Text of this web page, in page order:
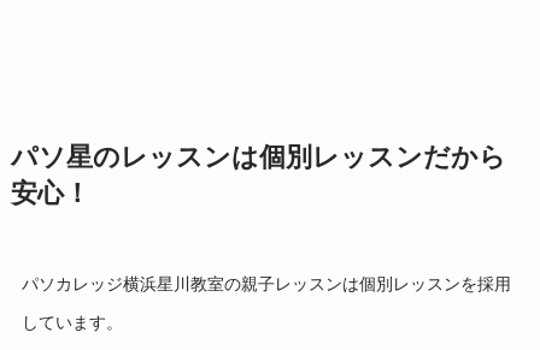
パソ星のレッスンは個別レッスンだから
安心！
パソカレッジ横浜星川教室の親子レッスンは個別レッスンを採用
しています。